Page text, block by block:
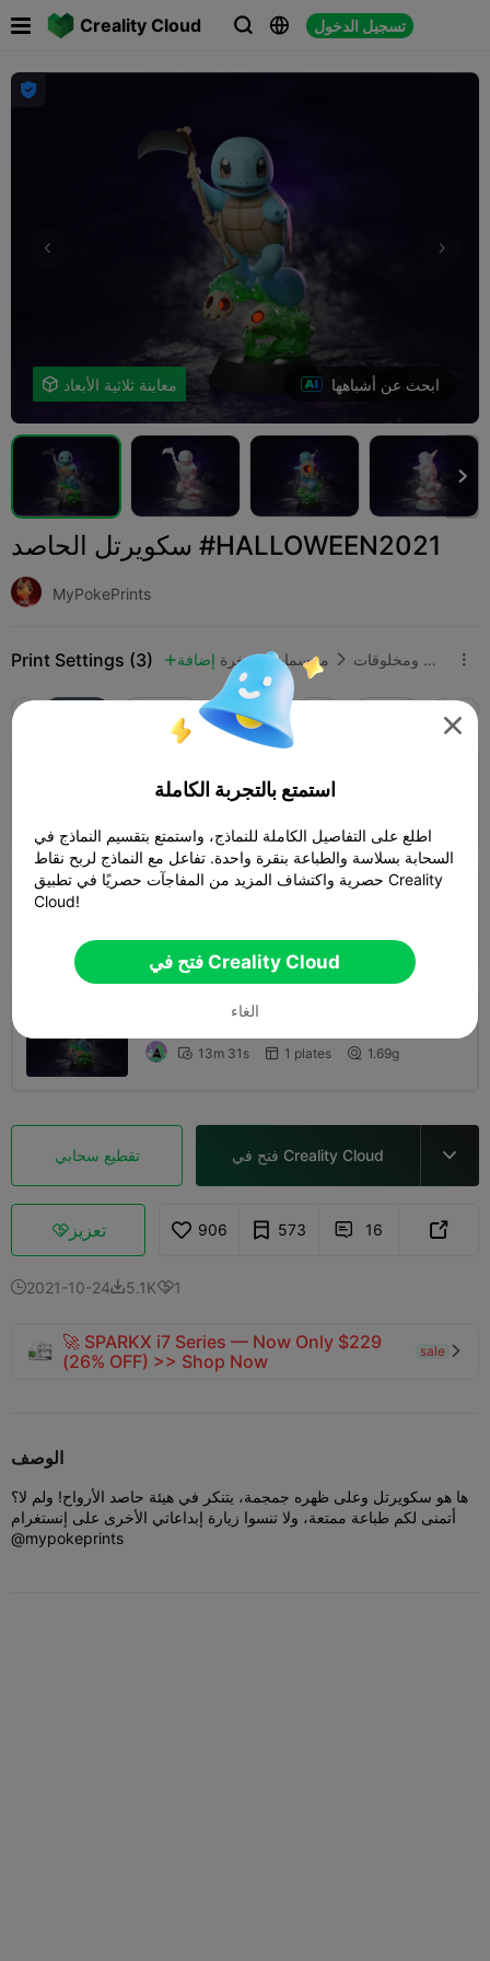
Creality Cloud   تسجيل الدخول
 

 معاينة ثلاثية الأبعاد ابحث عن أشباهها

سكويرتل الحاصد #HALLOWEEN2021
MyPokePrints
Print Settings (3)  إضافة مجسمات مصغرة  شخصيات ومخلوقات 
K2 Pro
طبقة 0.2 مم، 3 جدران، 15% تعبئة
 13m 31s  1 plates  1.69g
تقطيع سحابي فتح في Creality Cloud 
تعزيز 906 573  16 
2021-10-245.1K1
🚀 SPARKX i7 Series — Now Only $229
(26% OFF) >> Shop Now
sale 
الوصف
ها هو سكويرتل وعلى ظهره جمجمة، يتنكر في هيئة حاصد الأرواح! ولم لا؟
أتمنى لكم طباعة ممتعة، ولا تنسوا زيارة إبداعاتي الأخرى على إنستغرام
@mypokeprints

استمتع بالتجربة الكاملة
اطلع على التفاصيل الكاملة للنماذج، واستمتع بتقسيم النماذج في
السحابة بسلاسة والطباعة بنقرة واحدة. تفاعل مع النماذج لربح نقاط
حصرية واكتشاف المزيد من المفاجآت حصريًا في تطبيق Creality
Cloud!
فتح في Creality Cloud
الغاء